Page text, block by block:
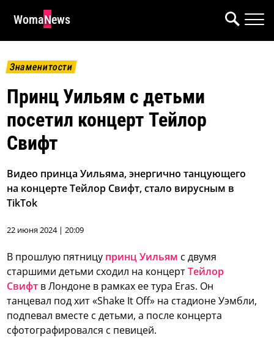
WomaNews
Знаменитости
Принц Уильям с детьми
посетил концерт Тейлор
Свифт
Видео принца Уильяма, энергично танцующего
на концерте Тейлор Свифт, стало вирусным в
TikTok
22 июня 2024 | 20:09
В прошлую пятницу принц Уильям с двумя
старшими детьми сходил на концертТейлор
Свифт в Лондоне в рамках ее тура Eras. Он
танцевал под хит «Shake It Off» на стадионе Уэмбли,
подпевал вместе с детьми, а после концерта
сфотографировался с певицей.